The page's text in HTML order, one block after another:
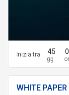
Inizia tra 45 0
WHITE PAPER